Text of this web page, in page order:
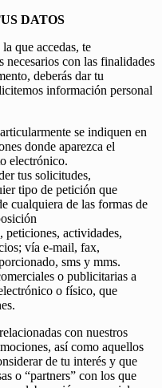
DATOS
que accedas, te
necesarios con las finalidades
deberás dar tu
información personal
se indiquen en
donde aparezca el
electrónico.
tus solicitudes,
tipo de petición que
cualquiera de las formas de
peticiones, actividades,
vía e-mail, fax,
sms y mms.
o publicitarias a
o físico, que
con nuestros
así como aquellos
de tu interés y que
o “partners” con los que